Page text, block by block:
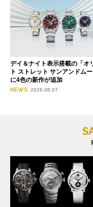
デイ＆ナイト表示搭載の「オ
ト ストレット サンアンドムー
に4色の新作が追加
NEWS 2026.08.07